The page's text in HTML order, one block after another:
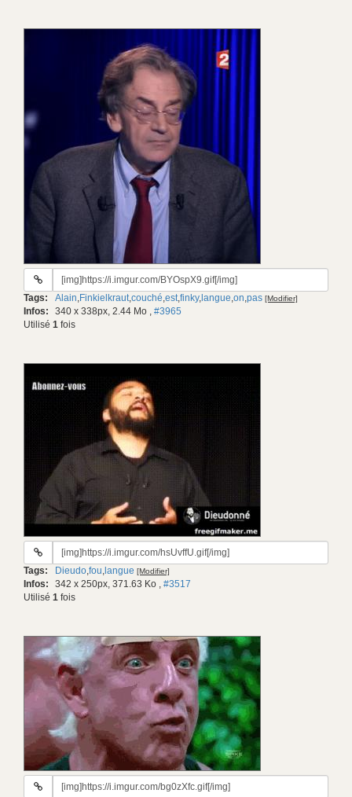
URL
gif:
Tags: Alain,Finkielkraut,couché,est,finky, langue,on,pas [Modifier]
Infos: 340 x 338px, 2.44 Mo , #3965
Utilisé 1 fois
URL
gif:
Tags: Dieudo,fou, langue [Modifier]
Infos: 342 x 250px, 371.63 Ko , #3517
Utilisé 1 fois
URL